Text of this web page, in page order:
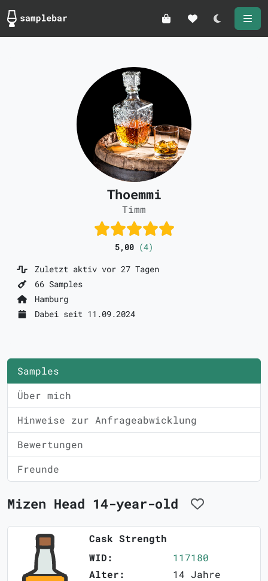
Darkmode
Thoemmi
Timm
5,00 (4)
Zuletzt aktiv vor 27 Tagen
66 Samples
Hamburg
Dabei seit 11.09.2024
Samples
Über mich
Hinweise zur Anfrageabwicklung
Bewertungen
Freunde
Mizen Head 14-year-old
Cask Strength
WID:
117180
Alter:
14 Jahre